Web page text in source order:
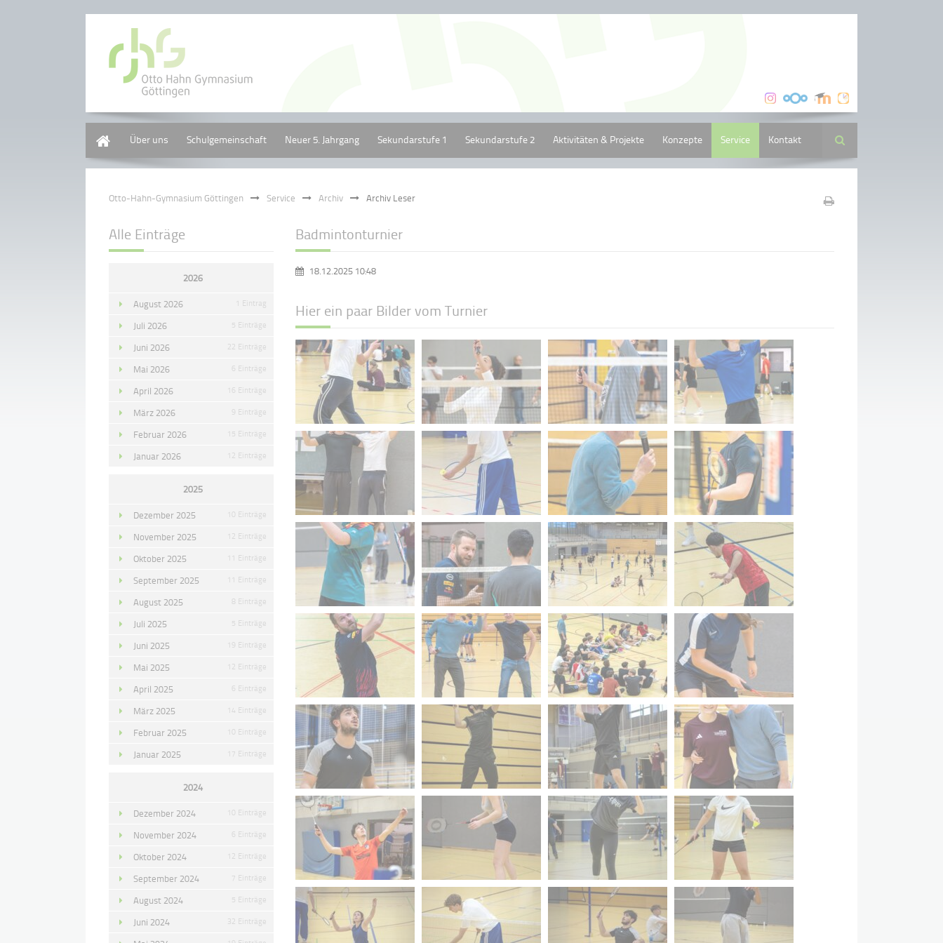
Über uns Schulgemeinschaft Neuer 5. Jahrgang Sekundarstufe 1 Sekundarstufe 2 Aktivitäten & Projekte Konzepte Service Kontakt Suche
Otto-Hahn-Gymnasium Göttingen Service Archiv Archiv Leser
Badmintonturnier
18.12.2025 10:48
Hier ein paar Bilder vom Turnier
Alle Einträge
2026
August 2026 1 Eintrag
Juli 2026 5 Einträge
Juni 2026 22 Einträge
Mai 2026 6 Einträge
April 2026 16 Einträge
März 2026 9 Einträge
Februar 2026 15 Einträge
Januar 2026 12 Einträge
2025
Dezember 2025 10 Einträge
November 2025 12 Einträge
Oktober 2025 11 Einträge
September 2025 11 Einträge
August 2025 8 Einträge
Juli 2025 5 Einträge
Juni 2025 19 Einträge
Mai 2025 12 Einträge
April 2025 6 Einträge
März 2025 14 Einträge
Februar 2025 10 Einträge
Januar 2025 17 Einträge
2024
Dezember 2024 10 Einträge
November 2024 6 Einträge
Oktober 2024 12 Einträge
September 2024 7 Einträge
August 2024 5 Einträge
Juni 2024 32 Einträge